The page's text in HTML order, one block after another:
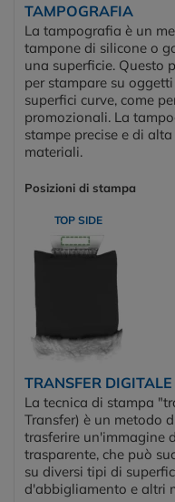
TAMPOGRAFIA
La tampografia è un
tampone di silicone o
una superficie. Questo
per stampare su
superfici curve, come
promozionali. La
stampe precise e di
materiali.
Posizioni di stampa
TOP SIDE
TRANSFER DIGITALE
La tecnica di stampa
Transfer) è un metodo
trasferire un'immagine
trasparente, che può
su diversi tipi di
d'abbigliamento e altri